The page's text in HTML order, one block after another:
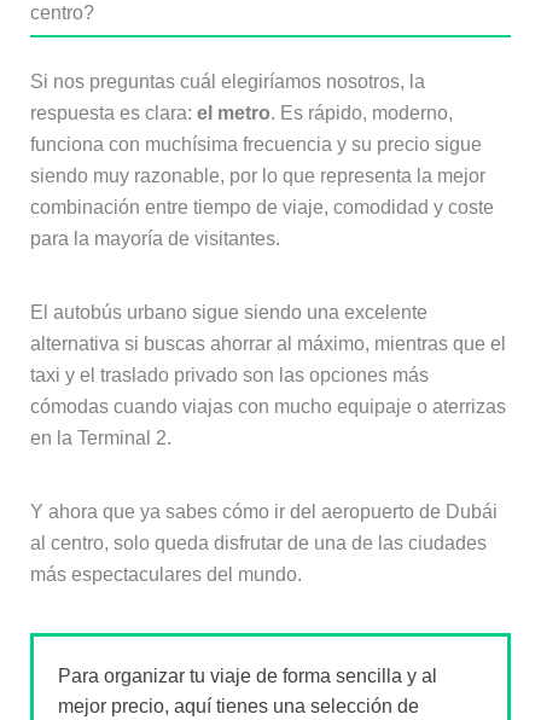
centro?
Si nos preguntas cuál elegiríamos nosotros, la
respuesta es clara: el metro. Es rápido, moderno,
funciona con muchísima frecuencia y su precio sigue
siendo muy razonable, por lo que representa la mejor
combinación entre tiempo de viaje, comodidad y coste
para la mayoría de visitantes.
El autobús urbano sigue siendo una excelente
alternativa si buscas ahorrar al máximo, mientras que el
taxi y el traslado privado son las opciones más
cómodas cuando viajas con mucho equipaje o aterrizas
en la Terminal 2.
Y ahora que ya sabes cómo ir del aeropuerto de Dubái
al centro, solo queda disfrutar de una de las ciudades
más espectaculares del mundo.
Para organizar tu viaje de forma sencilla y al
mejor precio, aquí tienes una selección de